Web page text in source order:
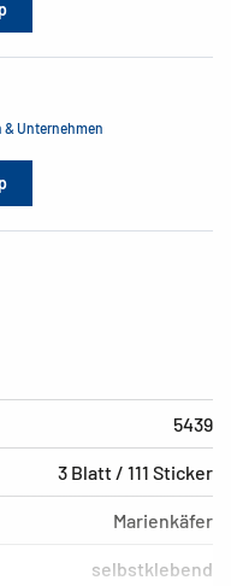
& Unternehmen
5439
3 Blatt / 111 Sticker
Marienkäfer
selbstklebend